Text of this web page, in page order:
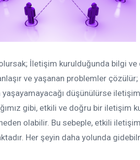
İletişim kurulduğunda bilgi
ve yaşanan problemler çözülür;
düşünülürse
gibi, etkili ve doğru bir iletişim
olabilir. Bu sebeple, etkili
Her şeyin daha yolunda